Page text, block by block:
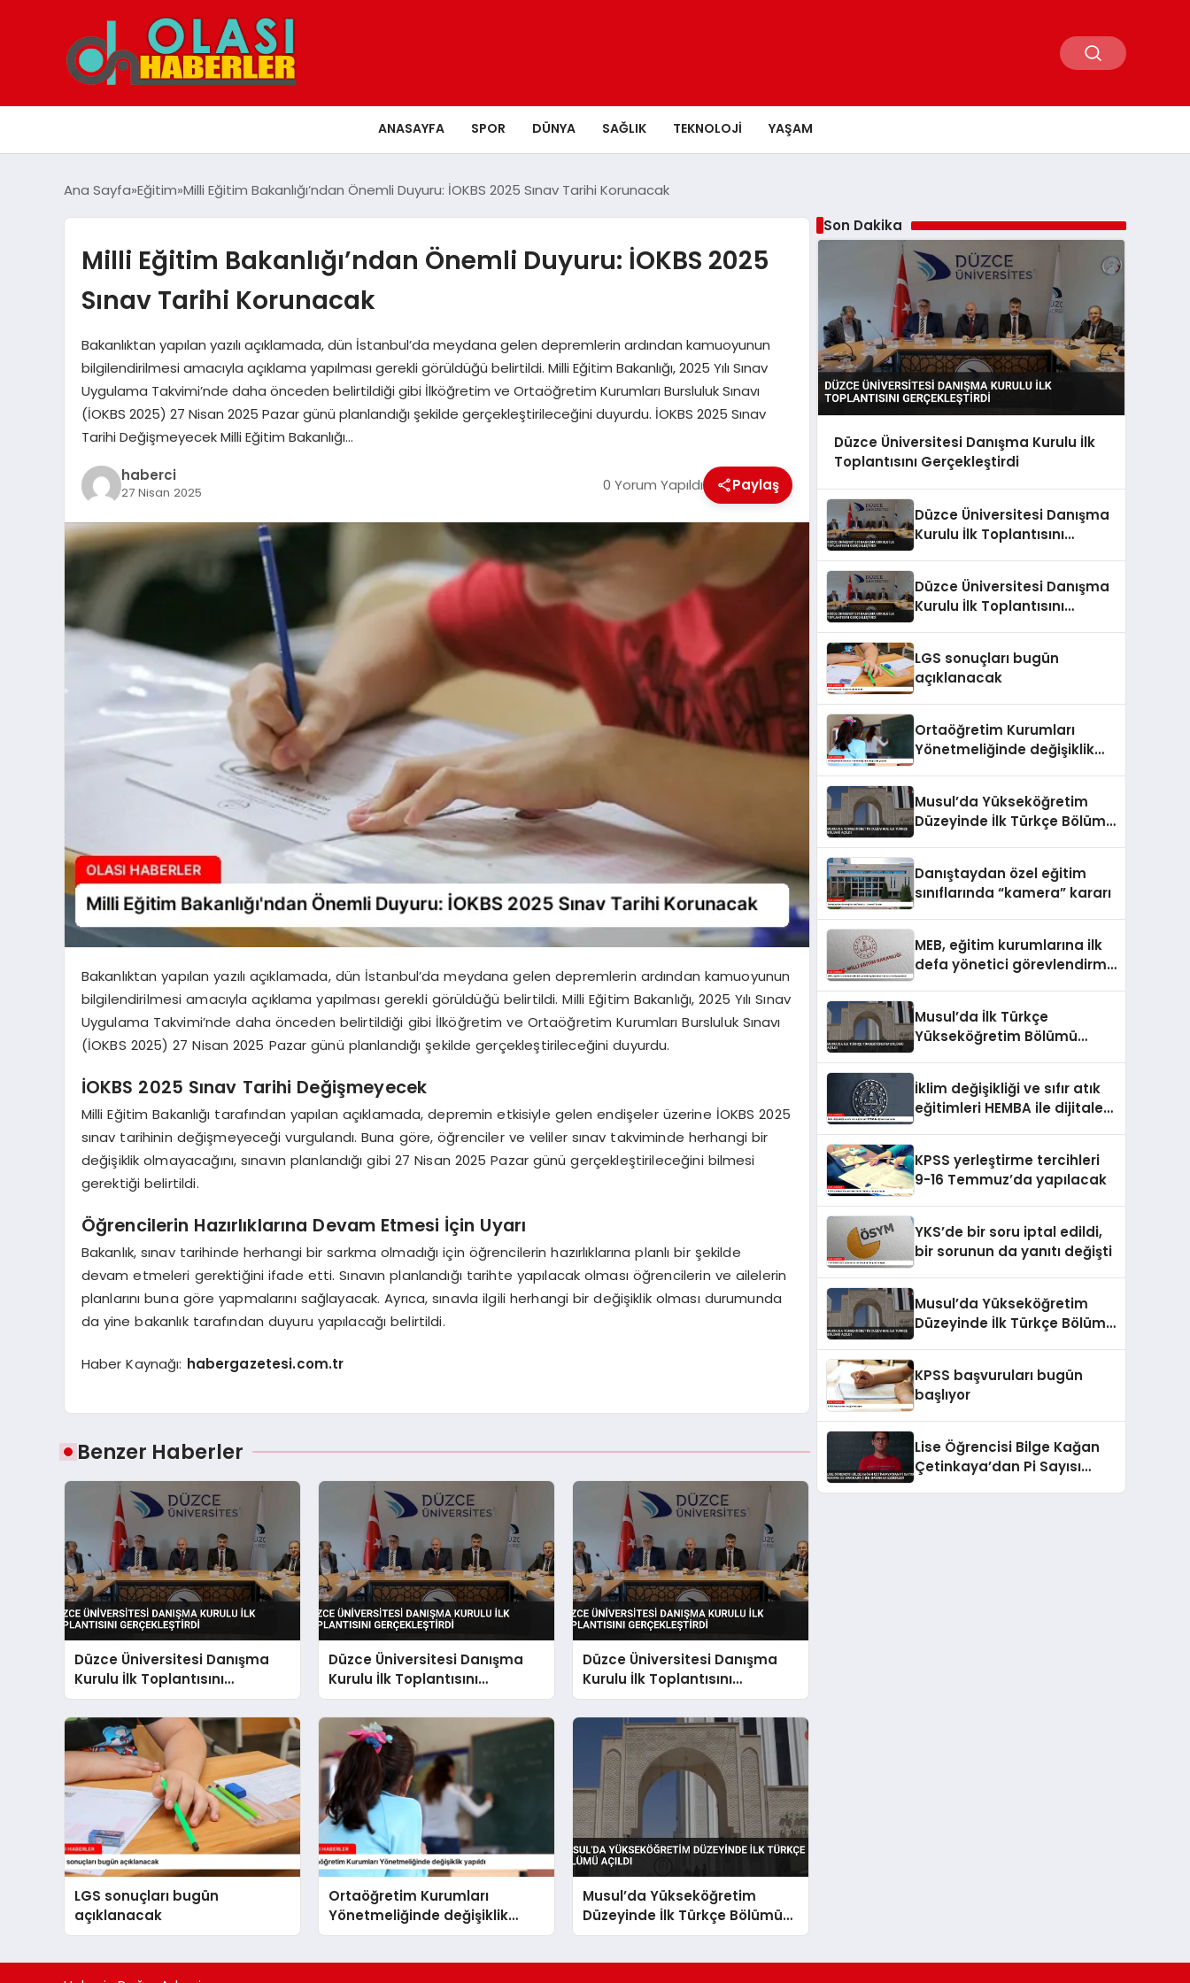
ANASAYFA SPOR DÜNYA SAĞLIK TEKNOLOJI YAŞAM
Ana Sayfa Eğitim Milli Eğitim Bakanlığı’ndan Önemli Duyuru: İOKBS 2025 Sınav Tarihi Korunacak
Milli Eğitim Bakanlığı’ndan Önemli Duyuru: İOKBS 2025
Sınav Tarihi Korunacak
Bakanlıktan yapılan yazılı açıklamada, dün İstanbul’da meydana gelen depremlerin ardından kamuoyunun
bilgilendirilmesi amacıyla açıklama yapılması gerekli görüldüğü belirtildi. Milli Eğitim Bakanlığı, 2025 Yılı Sınav
Uygulama Takvimi’nde daha önceden belirtildiği gibi İlköğretim ve Ortaöğretim Kurumları Bursluluk Sınavı
(İOKBS 2025) 27 Nisan 2025 Pazar günü planlandığı şekilde gerçekleştirileceğini duyurdu. İOKBS 2025 Sınav
Tarihi Değişmeyecek Milli Eğitim Bakanlığı…
haberci
27 Nisan 2025 0 Yorum Yapıldı Paylaş
Bakanlıktan yapılan yazılı açıklamada, dün İstanbul’da meydana gelen depremlerin ardından kamuoyunun
bilgilendirilmesi amacıyla açıklama yapılması gerekli görüldüğü belirtildi. Milli Eğitim Bakanlığı, 2025 Yılı Sınav
Uygulama Takvimi’nde daha önceden belirtildiği gibi İlköğretim ve Ortaöğretim Kurumları Bursluluk Sınavı
(İOKBS 2025) 27 Nisan 2025 Pazar günü planlandığı şekilde gerçekleştirileceğini duyurdu.
İOKBS 2025 Sınav Tarihi Değişmeyecek
Milli Eğitim Bakanlığı tarafından yapılan açıklamada, depremin etkisiyle gelen endişeler üzerine İOKBS 2025
sınav tarihinin değişmeyeceği vurgulandı. Buna göre, öğrenciler ve veliler sınav takviminde herhangi bir
değişiklik olmayacağını, sınavın planlandığı gibi 27 Nisan 2025 Pazar günü gerçekleştirileceğini bilmesi
gerektiği belirtildi.
Öğrencilerin Hazırlıklarına Devam Etmesi İçin Uyarı
Bakanlık, sınav tarihinde herhangi bir sarkma olmadığı için öğrencilerin hazırlıklarına planlı bir şekilde
devam etmeleri gerektiğini ifade etti. Sınavın planlandığı tarihte yapılacak olması öğrencilerin ve ailelerin
planlarını buna göre yapmalarını sağlayacak. Ayrıca, sınavla ilgili herhangi bir değişiklik olması durumunda
da yine bakanlık tarafından duyuru yapılacağı belirtildi.
Haber Kaynağı: habergazetesi.com.tr
Benzer Haberler
Düzce Üniversitesi Danışma
Kurulu İlk Toplantısını
Gerçekleştirdi
Düzce Üniversitesi Danışma
Kurulu İlk Toplantısını
Gerçekleştirdi
Düzce Üniversitesi Danışma
Kurulu İlk Toplantısını
Gerçekleştirdi
LGS sonuçları bugün
açıklanacak
Ortaöğretim Kurumları
Yönetmeliğinde değişiklik
yapıldı
Musul’da Yükseköğretim
Düzeyinde İlk Türkçe Bölümü
Açıldı
Son Dakika
Düzce Üniversitesi Danışma Kurulu İlk
Toplantısını Gerçekleştirdi
Düzce Üniversitesi Danışma
Kurulu İlk Toplantısını
Düzce Üniversitesi Danışma
Kurulu İlk Toplantısını
LGS sonuçları bugün
açıklanacak
Ortaöğretim Kurumları
Yönetmeliğinde değişiklik
Musul’da Yükseköğretim
Düzeyinde İlk Türkçe Bölümü
Danıştaydan özel eğitim
sınıflarında “kamera” kararı
MEB, eğitim kurumlarına ilk
defa yönetici görevlendirme
Musul’da İlk Türkçe
Yükseköğretim Bölümü
İklim değişikliği ve sıfır atık
eğitimleri HEMBA ile dijitale
KPSS yerleştirme tercihleri
9-16 Temmuz’da yapılacak
YKS’de bir soru iptal edildi,
bir sorunun da yanıtı değişti
Musul’da Yükseköğretim
Düzeyinde İlk Türkçe Bölümü
KPSS başvuruları bugün
başlıyor
Lise Öğrencisi Bilge Kağan
Çetinkaya’dan Pi Sayısı